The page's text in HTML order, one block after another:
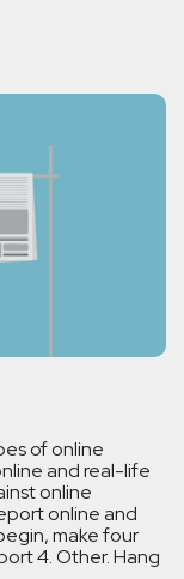
of online
and real-life
online
online and
make four
4. Other. Hang